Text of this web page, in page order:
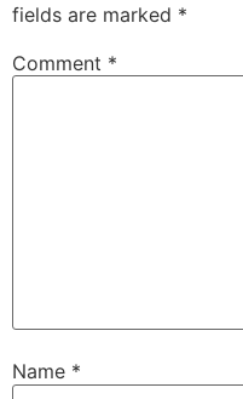
fields are marked *
Comment *
Name *